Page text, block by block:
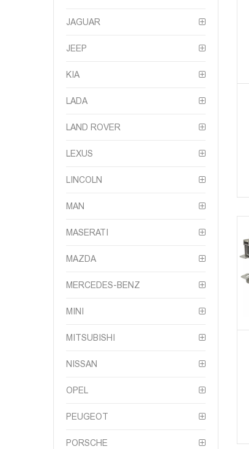
JAGUAR
JEEP
KIA
LADA
LAND ROVER
LEXUS
LINCOLN
MAN
MASERATI
MAZDA
MERCEDES-BENZ
MINI
MITSUBISHI
NISSAN
OPEL
PEUGEOT
PORSCHE